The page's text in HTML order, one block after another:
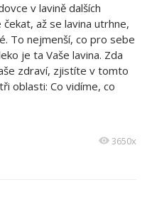
v lavině dalších
až se lavina utrhne,
To nejmenší, co pro sebe
je ta Vaše lavina. Zda
zdraví, zjistíte v tomto
oblasti: Co vidíme, co
3650x